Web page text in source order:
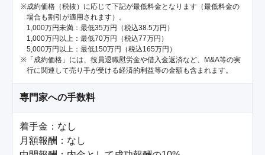
成約価格（税抜）に応じて下記が最低料金となります（最低料金の
場合も割引が適用されます）。
1,000万円未満：最低35万円（税込38.5万円）
1,000万円以上：最低70万円（税込77万円）
5,000万円以上：最低150万円（税込165万円）
「成約価格」には、役員退職慰労金や借入金返済など、M&A等の実
行に関連して売り手が受ける経済的利益等の金額も含まれます。
専門家への手数料
着手金：なし
月額報酬：なし